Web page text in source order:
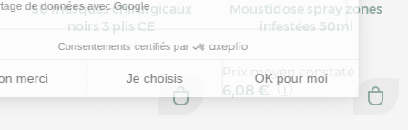
50 masques chirurgicaux
noirs 3 plis CE
Moustidose spray zones
infestées 50ml
Prix moyen constaté
6,08 €